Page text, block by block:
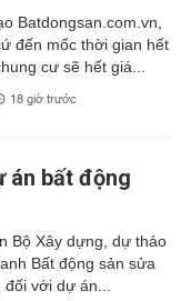
Batdongsan.com.vn,
đến mốc thời gian hết
cư sẽ hết giá...
18 giờ trước
án bất động
Bộ Xây dựng, dự thảo
Bất động sản sửa
với dự án...